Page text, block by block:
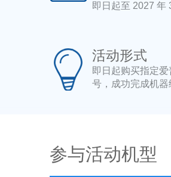
即日起至 2027 年
活动形式
即日起购买指定
号，成功完成机器
参与活动机型